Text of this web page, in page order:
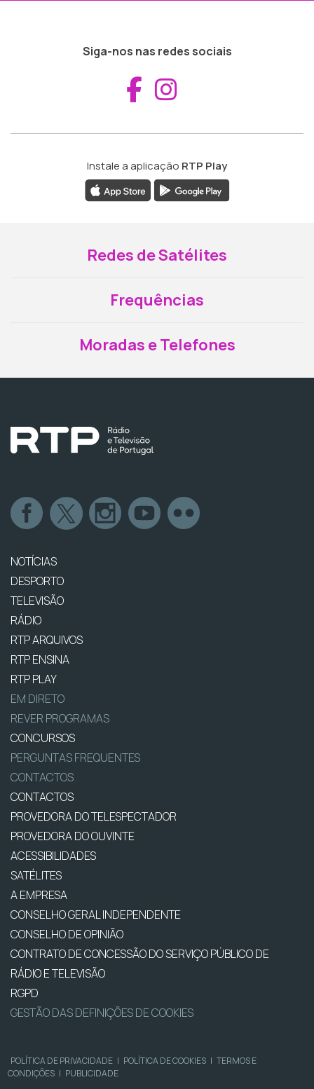
Siga-nos nas redes sociais
Aceder ao
Instale a aplicação RTP Play
Redes de Satélites
Frequências
Moradas e Telefones
NOTÍCIAS
DESPORTO
TELEVISÃO
RÁDIO
RTP ARQUIVOS
RTP ENSINA
RTP PLAY
EM DIRETO
REVER PROGRAMAS
CONCURSOS
PERGUNTAS FREQUENTES
CONTACTOS
CONTACTOS
PROVEDORA DO TELESPECTADOR
PROVEDORA DO OUVINTE
ACESSIBILIDADES
SATÉLITES
A EMPRESA
CONSELHO GERAL INDEPENDENTE
CONSELHO DE OPINIÃO
CONTRATO DE CONCESSÃO DO SERVIÇO PÚBLICO DE
RÁDIO E TELEVISÃO
RGPD
GESTÃO DAS DEFINIÇÕES DE COOKIES
POLÍTICA DE PRIVACIDADE | POLÍTICA DE COOKIES | TERMOS E
CONDIÇÕES | PUBLICIDADE